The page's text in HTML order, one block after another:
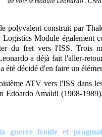
polyvalent construit par
Logistics Module également
du fret vers l'ISS. Trois
a déjà fait l'aller-
été décidé d'en faire un
ATV vers l'ISS dans
Edoardo Amaldi (1908-
guerre froide et